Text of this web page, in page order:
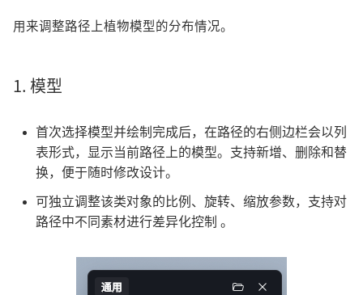
用来调整路径上植物模型的分布情况。
1. 模型
首次选择模型并绘制完成后，在路径的右侧边栏会以列
表形式，显示当前路径上的模型。支持新增、删除和替
换，便于随时修改设计。
可独立调整该类对象的比例、旋转、缩放参数，支持对
路径中不同素材进行差异化控制 。